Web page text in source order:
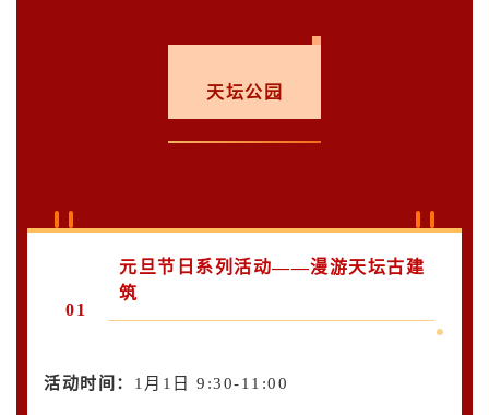
天坛公园
01
元旦节日系列活动——漫游天坛古建
筑
活动时间： 1月1日 9:30-11:00